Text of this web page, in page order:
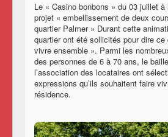
Le « Casino bonbons » du 03 juillet à
projet « embellissement de deux
quartier Palmer » Durant cette
quartier ont été sollicités pour dire ce
vivre ensemble ». Parmi les
des personnes de 6 à 70 ans, le
l’association des locataires ont
expressions qu’ils souhaitent faire
résidence.